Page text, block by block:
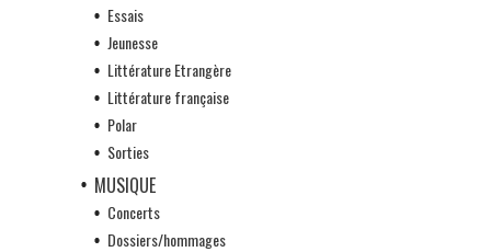
Essais
Jeunesse
Littérature Etrangère
Littérature française
Polar
Sorties
MUSIQUE
Concerts
Dossiers/hommages